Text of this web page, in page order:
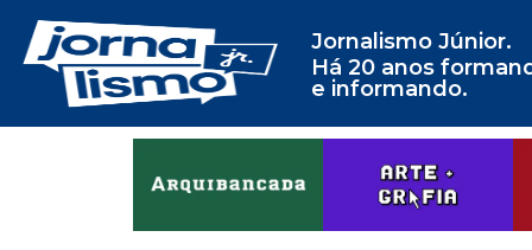
Jornalismo Júnior.
Há 20 anos
e informando.